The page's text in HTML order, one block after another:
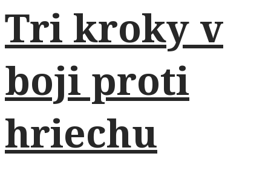
Tri kroky v
boji proti
hriechu